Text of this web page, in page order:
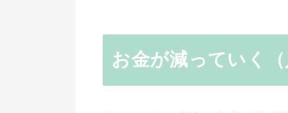
お金が減っていく